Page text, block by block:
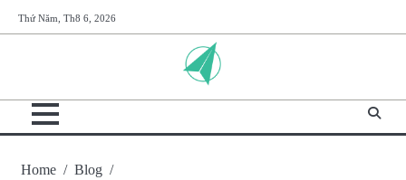
to
Thứ Năm, Th8 6, 2026
Home
Blog